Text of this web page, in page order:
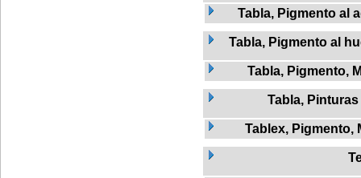
Tabla, Pigmento al
Tabla, Pigmento al
Tabla, Pigmento,
Tabla, Pinturas
Tablex, Pigmento,